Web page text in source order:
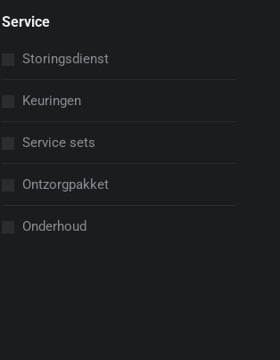
Service
Storingsdienst
Keuringen
Service sets
Ontzorgpakket
Onderhoud